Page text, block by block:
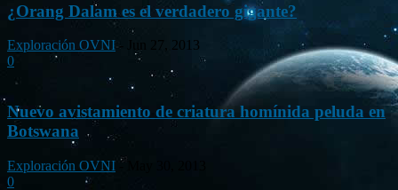
¿Orang Dalam es el verdadero gigante?
Exploración OVNI -
Jun 27, 2013
0
Nuevo avistamiento de criatura homínida peluda en
Botswana
Exploración OVNI -
0